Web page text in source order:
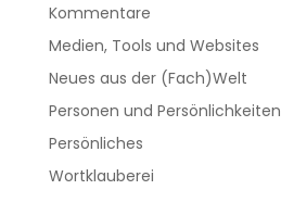
Kommentare
Medien, Tools und Websites
Neues aus der (Fach)Welt
Personen und Persönlichkeiten
Persönliches
Wortklauberei